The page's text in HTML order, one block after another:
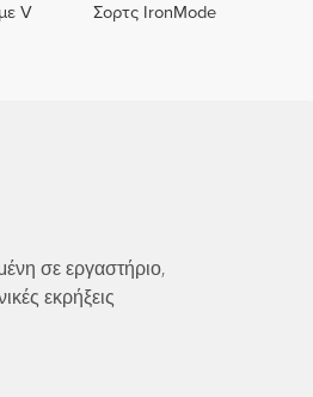
V
Σορτς IronMode
σε εργαστήριο,
εκρήξεις